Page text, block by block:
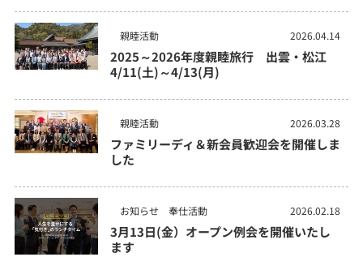
親睦活動 2026.04.14
2025～2026年度親睦旅行 出雲・松江
4/11(土)～4/13(月)
親睦活動 2026.03.28
ファミリーディ＆新会員歓迎会を開催しま
した
お知らせ 奉仕活動 2026.02.18
3月13日(金）オープン例会を開催いたし
ます